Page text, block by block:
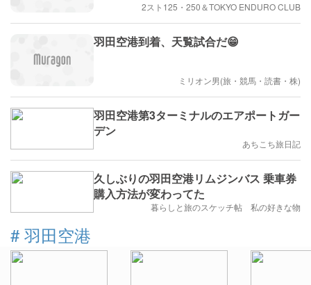
2スト125・250＆TOKYO ENDURO CLUB
羽田空港到着、天覧試合だ😁
ミリオン男(旅・競馬・読書・株)
羽田空港第3ターミナルのエアポートガー
デン
あちこち旅日記
久しぶりの羽田空港リムジンバス 乗車券
購入方法が変わってた
暮らしと旅のスケッチ帖 私の好きな物
# 羽田空港